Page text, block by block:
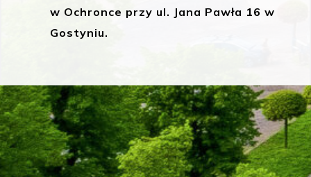
w Ochronce przy ul. Jana Pawła 16 w
Gostyniu.